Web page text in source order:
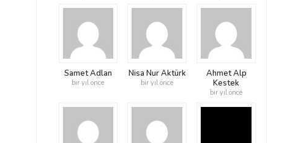
Samet Adlan
bir yıl önce
Nisa Nur Aktürk
bir yıl önce
Ahmet Alp
Kestek
bir yıl önce